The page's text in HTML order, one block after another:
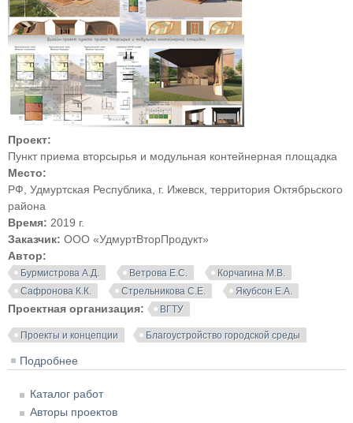
Проект:
Пункт приема вторсырья и модульная контейнерная площадка
Место:
РФ, Удмуртская Республика, г. Ижевск, территория Октябрьского
района
Время: 2019 г.
Заказчик: ООО «УдмуртВторПродукт»
Автор:
Бурмистрова А.Д. Ветрова Е.С.
Корчагина М.В.
Сафронова К.К.
Стрельникова С.Е. Якубсон Е.А.
Проектная организация: ВГТУ
Проекты и концепции Благоустройство городской среды
Подробнее
Каталог работ
Авторы проектов